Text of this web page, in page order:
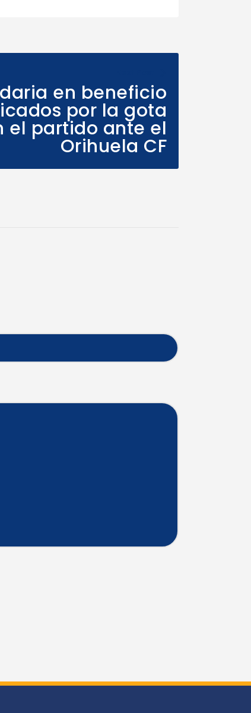
en beneficio
por la gota
el partido ante el
Orihuela CF